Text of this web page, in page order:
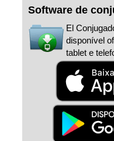
Software de
El
disponível
tablet e